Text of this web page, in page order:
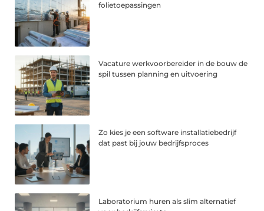
folietoepassingen
Vacature werkvoorbereider in de bouw de
spil tussen planning en uitvoering
Zo kies je een software installatiebedrijf
dat past bij jouw bedrijfsproces
Laboratorium huren als slim alternatief